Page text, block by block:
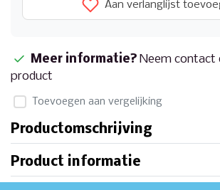
Aan verlanglijst
Meer informatie? Neem contact
product
Toevoegen aan vergelijking
Productomschrijving
Product informatie